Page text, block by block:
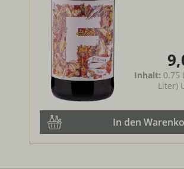
Inhalt: 0.75
Liter)
In den